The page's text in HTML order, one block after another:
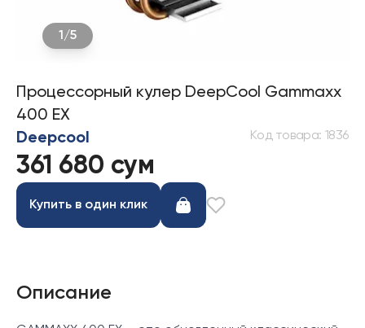
1 /5
Процессорный кулер DeepCool Gammaxx
400 EX
Deepcool
Код товара: 1836
361 680 сум
Купить в один клик
Описание